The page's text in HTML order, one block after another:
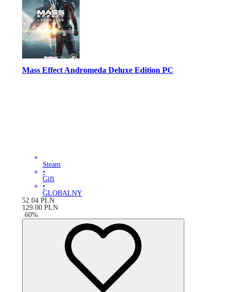
Mass Effect Andromeda Deluxe Edition PC
Steam
•
Gift
•
GLOBALNY
52.04 PLN
129.00 PLN
-60%